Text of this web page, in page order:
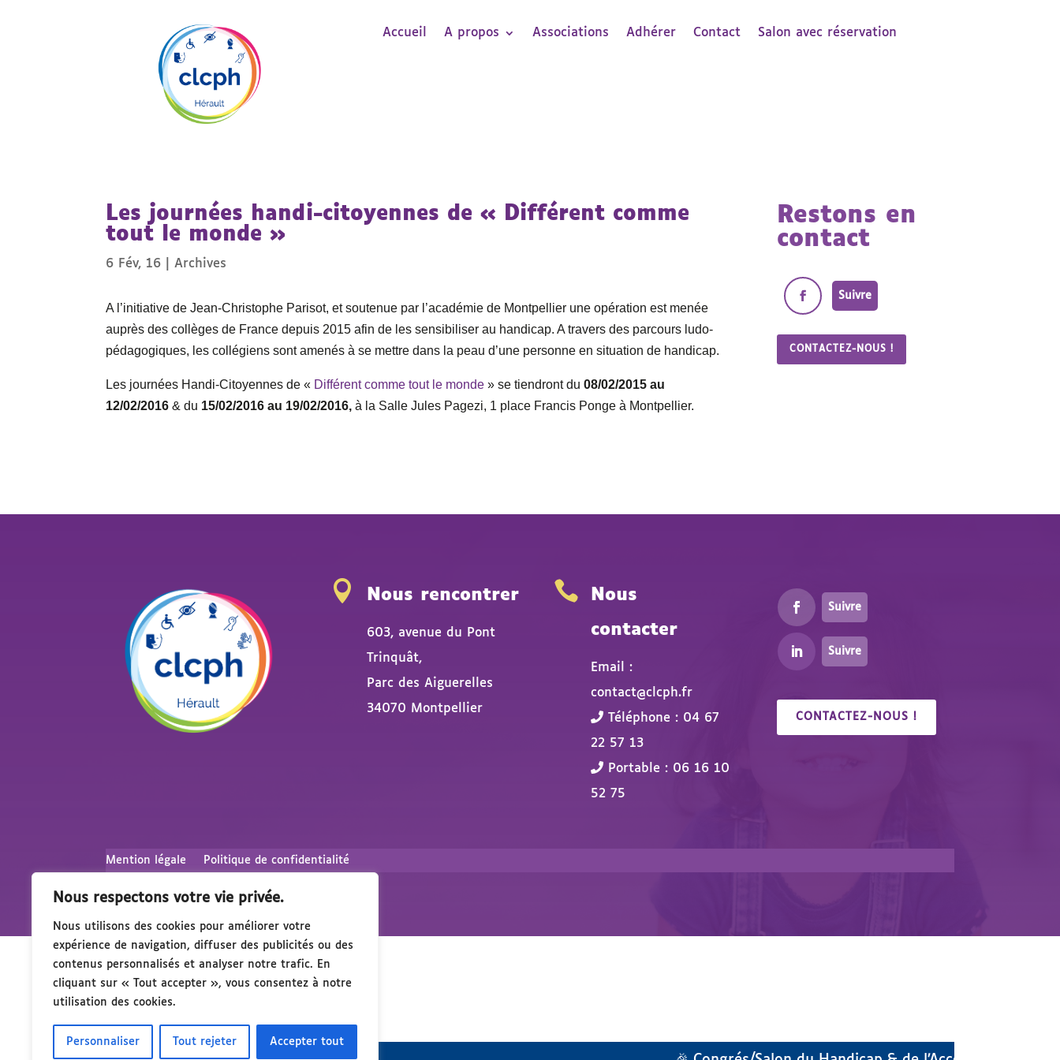
Nous respectons votre vie privée.
Nous utilisons des cookies pour améliorer votre
expérience de navigation, diffuser des publicités ou des
contenus personnalisés et analyser notre trafic. En
cliquant sur « Tout accepter », vous consentez à notre
utilisation des cookies.
Personnaliser Tout rejeter Accepter tout
Accueil A propos Associations Adhérer Contact Salon avec réservation
Les journées handi-citoyennes de « Différent comme
tout le monde »
6 Fév, 16 |Archives
A l’initiative de Jean-Christophe Parisot, et soutenue par l’académie de Montpellier une opération est menée
auprès des collèges de France depuis 2015 afin de les sensibiliser au handicap. A travers des parcours ludo-
pédagogiques, les collégiens sont amenés à se mettre dans la peau d’une personne en situation de handicap.
Les journées Handi-Citoyennes de « Différent comme tout le monde » se tiendront du08/02/2015 au
12/02/2016 & du 15/02/2016 au 19/02/2016,à la Salle Jules Pagezi, 1 place Francis Ponge à Montpellier.
Restons en
contact
Suivre
CONTACTEZ-NOUS !
 Nous rencontrer
603, avenue du Pont
Trinquât,
Parc des Aiguerelles
34070 Montpellier

Nous
contacter
Email :
contact@clcph.fr
Téléphone : 04 67
22 57 13
Portable : 06 16 10
52 75
Suivre
Suivre
CONTACTEZ-NOUS !
Mention légale Politique de confidentialité